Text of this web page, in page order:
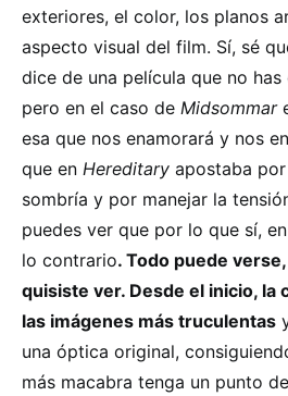
exteriores, el color, los planos
aspecto visual del film. Sí, sé
dice de una película que no
pero en el caso de Midsommar
esa que nos enamorará y nos
que en Hereditary apostaba
sombría y por manejar la
puedes ver que por lo que sí, en
lo contrario. Todo puede
quisiste ver. Desde el inicio, la
las imágenes más truculentas
una óptica original,
más macabra tenga un punto